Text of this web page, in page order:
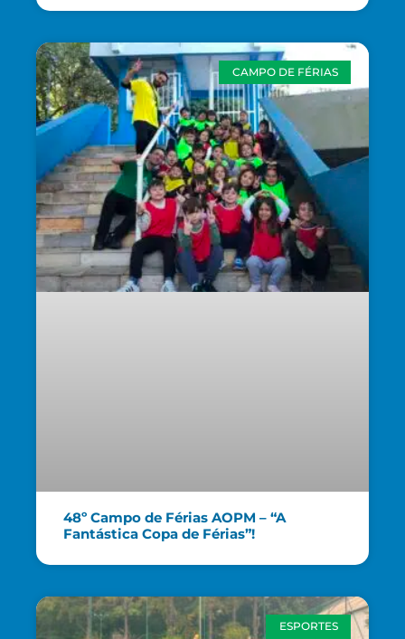
CAMPO DE FÉRIAS
48º Campo de Férias AOPM – “A
Fantástica Copa de Férias”!
ESPORTES